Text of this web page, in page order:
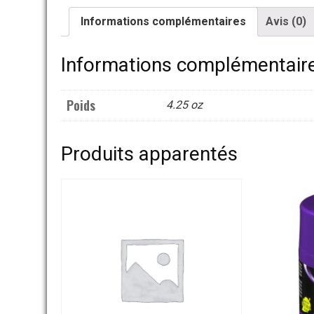
Informations complémentaires Avis (0)
Informations
Poids 4.25 oz
Produits apparentés